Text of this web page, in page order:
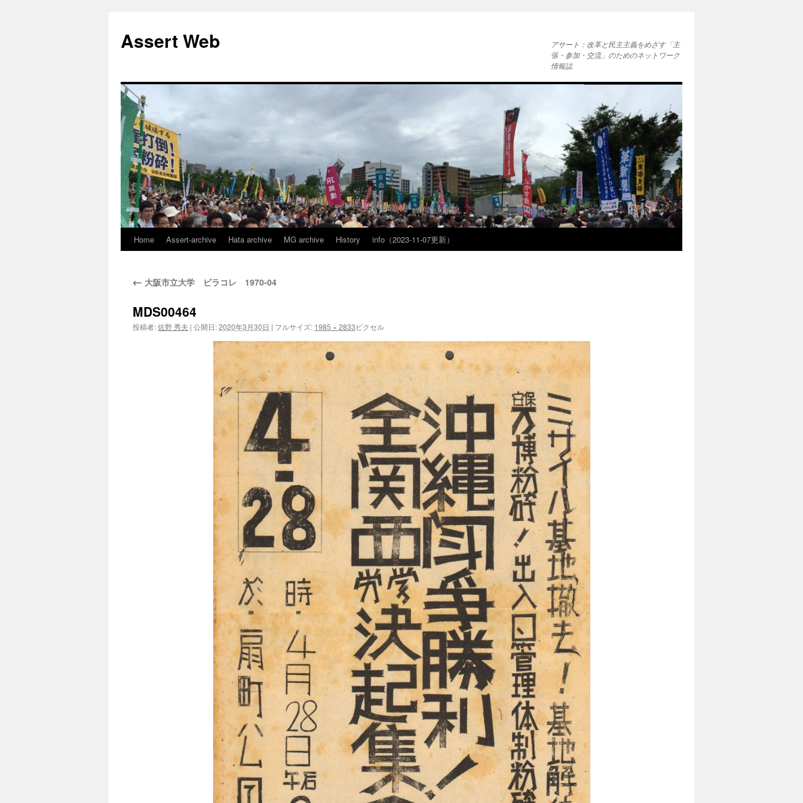
テ
ン
ス
キ
ッ
プ
Assert Web
アサート：改革と民主主義をめざす「主
張・参加・交流」のためのネットワーク
情報誌
Home Assert-archive Hata archive MG archive History info（2023-11-07更新）
← 大阪市立大学 ビラコレ 1970-04
MDS00464
投稿者:佐野 秀夫 | 公開日:2020年3月30日 | フルサイズ: 1985 × 2833ピクセル